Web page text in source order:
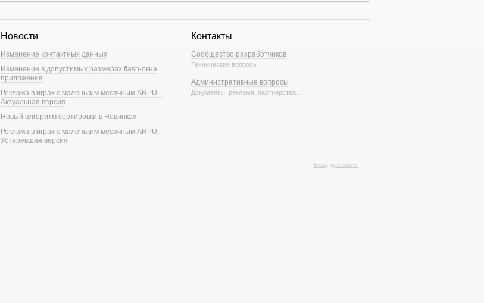
Новости
Изменение контактных данных
Изменение в допустимых размерах flash-окна
приложения
Реклама в играх с маленьким месячным ARPU. -
Актуальная версия
Новый алгоритм сортировки в Новинках
Реклама в играх с маленьким месячным ARPU. -
Устаревшая версия
Контакты
Сообщество разработчиков
Технические вопросы
Административные вопросы
Документы, реклама, партнерства…
Вход для своих